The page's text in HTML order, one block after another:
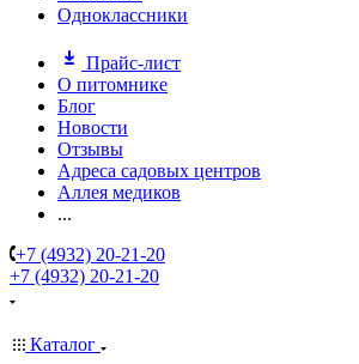
Одноклассники
Прайс-лист
О питомнике
Блог
Новости
Отзывы
Адреса садовых центров
Аллея медиков
...
+7 (4932) 20-21-20
+7 (4932) 20-21-20
Каталог